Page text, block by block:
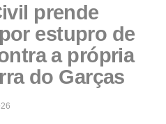
prende
estupro de
a própria
do Garças